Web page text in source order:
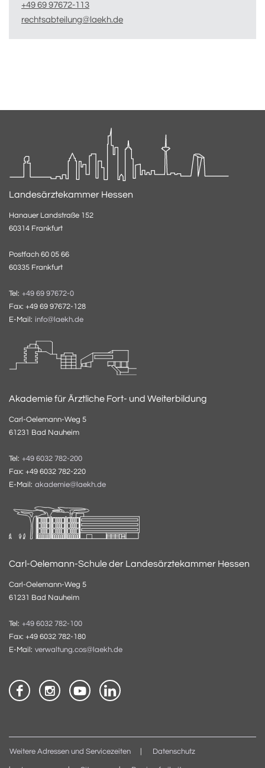
+49 69 97672-113
rechtsabteilung@laekh.de
Landesärztekammer Hessen
Hanauer Landstraße 152
60314 Frankfurt
Postfach 60 05 66
60335 Frankfurt
Tel: +49 69 97672-0
Fax: +49 69 97672-128
E-Mail: info@laekh.de
Akademie für Ärztliche Fort- und Weiterbildung
Carl-Oelemann-Weg 5
61231 Bad Nauheim
Tel: +49 6032 782-200
Fax: +49 6032 782-220
E-Mail: akademie@laekh.de
Carl-Oelemann-Schule der Landesärztekammer Hessen
Carl-Oelemann-Weg 5
61231 Bad Nauheim
Tel: +49 6032 782-100
Fax: +49 6032 782-180
E-Mail: verwaltung.cos@laekh.de
Weitere Adressen und Servicezeiten Datenschutz